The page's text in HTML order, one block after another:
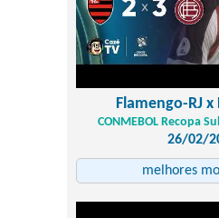
Flamengo-RJ x
CONMEBOL Recopa
26/02/
melhores